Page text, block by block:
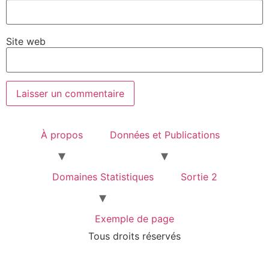
Site web
À propos Données et Publications
Domaines Statistiques Sortie 2
Exemple de page
Tous droits réservés